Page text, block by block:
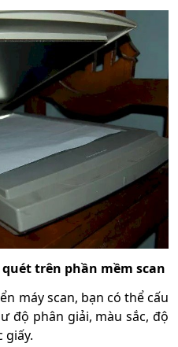
trên phần mềm scan
máy scan, bạn có thể cấu
độ phân giải, màu sắc, độ
giấy.